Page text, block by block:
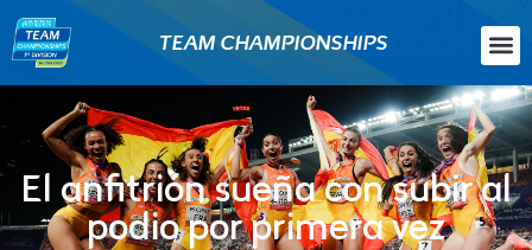
TEAM CHAMPIONSHIPS
El anfitrión sueña con subir al
podio por primera vez